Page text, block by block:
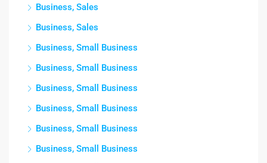
Business, Sales
Business, Sales
Business, Small Business
Business, Small Business
Business, Small Business
Business, Small Business
Business, Small Business
Business, Small Business